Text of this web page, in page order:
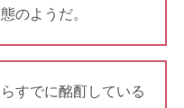
のようだ。
すでに酩酊している